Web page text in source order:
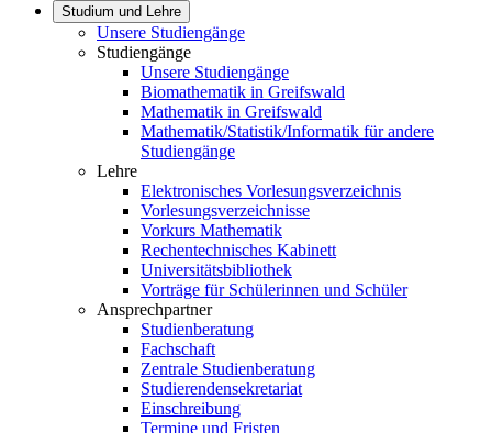
Studium und Lehre
Unsere Studiengänge
Studiengänge
Unsere Studiengänge
Biomathematik in Greifswald
Mathematik in Greifswald
Mathematik/Statistik/Informatik für andere
Studiengänge
Lehre
Elektronisches Vorlesungsverzeichnis
Vorlesungsverzeichnisse
Vorkurs Mathematik
Rechentechnisches Kabinett
Universitätsbibliothek
Vorträge für Schülerinnen und Schüler
Ansprechpartner
Studienberatung
Fachschaft
Zentrale Studienberatung
Studierendensekretariat
Einschreibung
Termine und Fristen